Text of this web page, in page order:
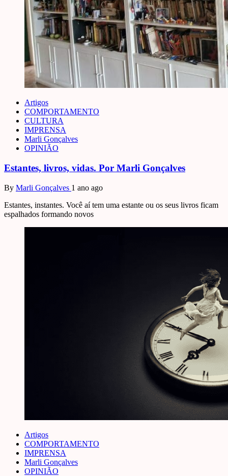
Artigos
COMPORTAMENTO
CULTURA
IMPRENSA
Marli Gonçalves
OPINIÃO
Estantes, livros, vidas. Por Marli Gonçalves
By Marli Gonçalves 1 ano ago
Estantes, instantes. Você aí tem uma estante ou os seus livros ficam
espalhados formando novos
Artigos
COMPORTAMENTO
IMPRENSA
Marli Gonçalves
OPINIÃO